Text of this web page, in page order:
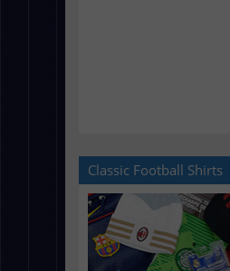
Classic Football Shirts